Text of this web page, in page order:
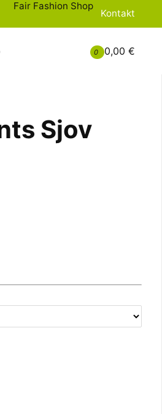
Kontakt
Fair Fashion Shop
0 0,00 €
Sjov